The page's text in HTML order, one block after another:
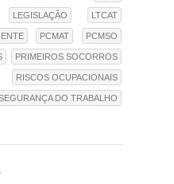
LEGISLAÇÃO LTCAT
PCMAT PCMSO
PRIMEIROS SOCORROS
RISCOS OCUPACIONAIS
DO TRABALHO